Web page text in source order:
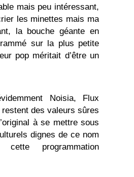
mais peu intéressant,
les minettes mais ma
la bouche géante en
sur la plus petite
pop méritait d’être un
Noisia, Flux
des valeurs sûres
à se mettre sous
dignes de ce nom
programmation